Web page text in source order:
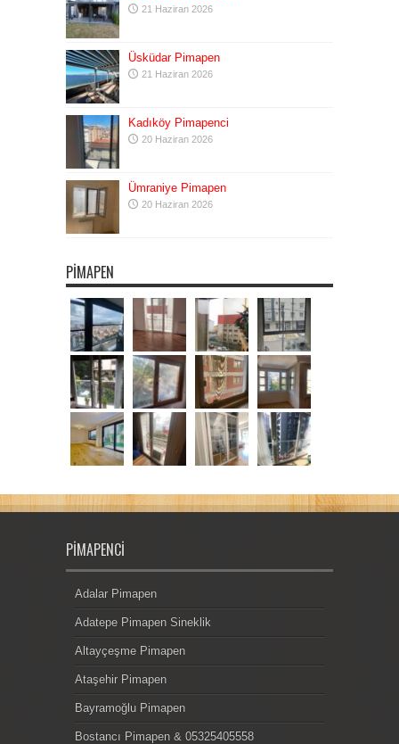
21 Haziran 2026
Üsküdar Pimapen
21 Haziran 2026
Kadıköy Pimapenci
20 Haziran 2026
Ümraniye Pimapen
20 Haziran 2026
PIMAPEN
PIMAPENCI
Adalar Pimapen
Adatepe Pimapen Sineklik
Altayçeşme Pimapen
Ataşehir Pimapen
Bayramoğlu Pimapen
Bostancı Pimapen & 05325405558